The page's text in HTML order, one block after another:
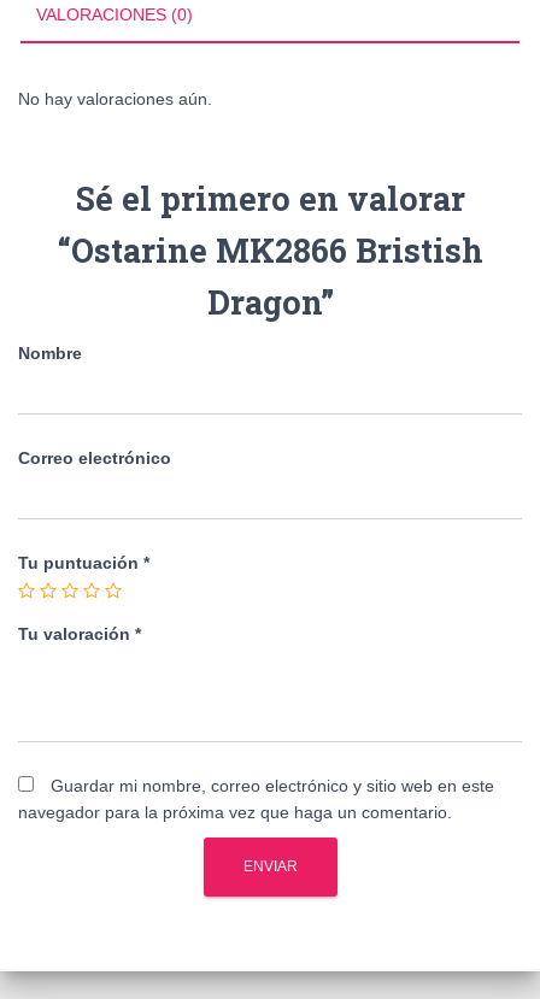
VALORACIONES (0)
No hay valoraciones aún.
Sé el primero en valorar
“Ostarine MK2866 Bristish
Dragon”
Nombre
Correo electrónico
Tu puntuación *
Tu valoración *
Guardar mi nombre, correo electrónico y sitio web en este
navegador para la próxima vez que haga un comentario.